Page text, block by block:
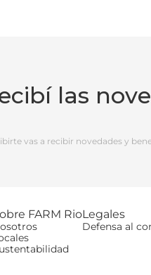
las
vas a recibir novedades y
FARM RioLegales
Defensa al